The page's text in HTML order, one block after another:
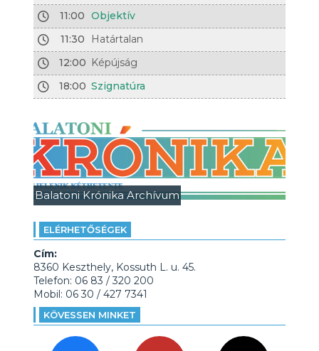
11:00 Objektív
11:30
Határtalan
12:00 Képújság
18:00 Szignatúra
Balatoni Krónika Archívum
ELÉRHETŐSÉGEK
Cím:
8360 Keszthely, Kossuth L. u. 45.
Telefon: 06 83 / 320 200
Mobil: 06 30 / 427 7341
KÖVESSEN MINKET